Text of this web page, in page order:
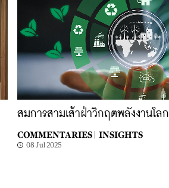
สมการสามเส้าฝ่าวิกฤตพลังงานโลก
COMMENTARIES | INSIGHTS
08 Jul 2025